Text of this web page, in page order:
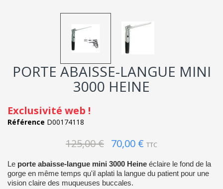
PORTE ABAISSE-LANGUE MINI
3000 HEINE
Exclusivité web !
Référence D00174118
125,00 € 70,00 € TTC
Le porte abaisse-langue mini 3000 Heine éclaire le fond de la
gorge en même temps qu'il aplati la langue du patient pour une
vision claire des muqueuses buccales.